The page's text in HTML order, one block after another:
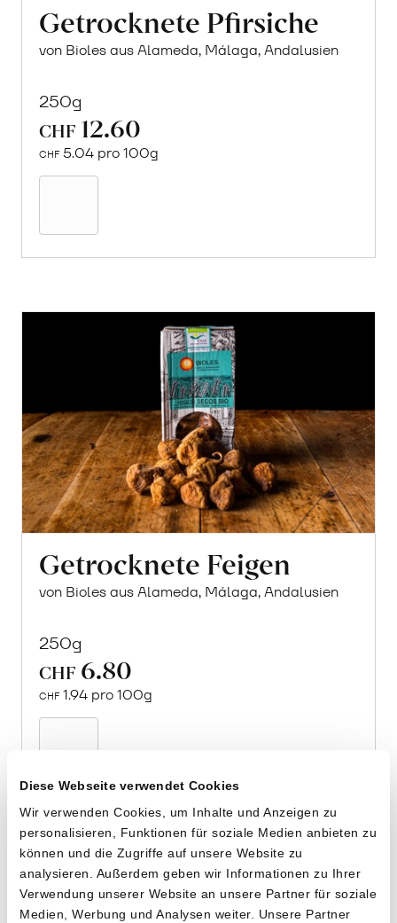
Diese Webseite verwendet Cookies
Wir verwenden Cookies, um Inhalte und Anzeigen zu
personalisieren, Funktionen für soziale Medien anbieten zu
können und die Zugriffe auf unsere Website zu
analysieren. Außerdem geben wir Informationen zu Ihrer
Verwendung unserer Website an unsere Partner für soziale
Medien, Werbung und Analysen weiter. Unsere Partner
Getrocknete Pfirsiche
von Bioles aus Alameda, Málaga, Andalusien
250g
CHF 12.60
CHF 5.04 pro 100g
Getrocknete Feigen
von Bioles aus Alameda, Málaga, Andalusien
250g
CHF 6.80
CHF 1.94 pro 100g